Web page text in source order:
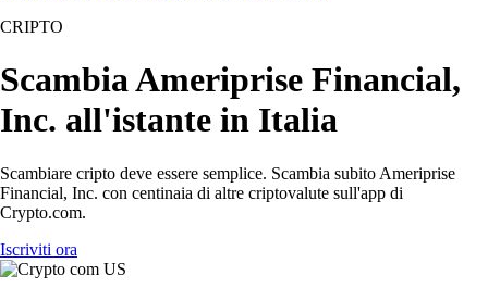
CRIPTO
Scambia Ameriprise Financial,
Inc. all'istante in Italia
Scambiare cripto deve essere semplice. Scambia subito Ameriprise
Financial, Inc. con centinaia di altre criptovalute sull'app di
Crypto.com.
Iscriviti ora